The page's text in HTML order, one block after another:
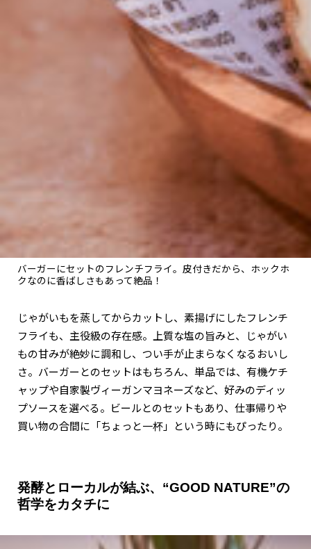
バーガーにセットのフレンチフライ。皮付きだから、ホックホ
クなのに香ばしさもあって絶品！
じゃがいもを蒸してからカットし、素揚げにしたフレンチ
フライも、主役級の存在感。上質な塩の旨みと、じゃがい
もの甘みが絶妙に調和し、つい手が止まらなくなるおいし
さ。バーガーとのセットはもちろん、単品では、有機ケチ
ャップや自家製ヴィーガンマヨネーズなど、好みのディッ
プソースを選べる。ビールとのセットもあり、仕事帰りや
買い物の合間に「ちょっと一杯」という時にもぴったり。
発酵とローカルが結ぶ、“GOOD NATURE”の
哲学をカタチに